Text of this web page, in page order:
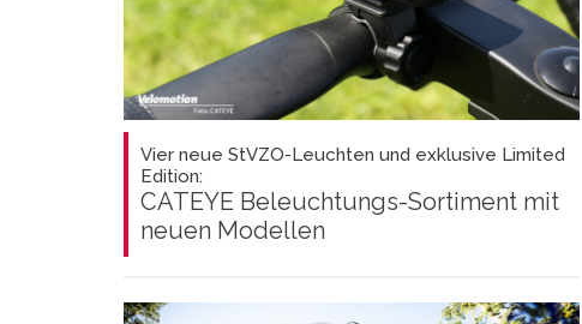
Vier neue StVZO-Leuchten und exklusive Limited
Edition:
CATEYE Beleuchtungs-Sortiment mit
neuen Modellen